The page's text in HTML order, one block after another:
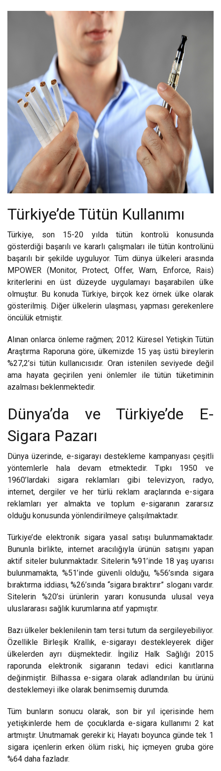
Türkiye’de Tütün Kullanımı
Türkiye, son 15-20 yılda tütün kontrolü konusunda
gösterdiği başarılı ve kararlı çalışmaları ile tütün kontrolünü
başarılı bir şekilde uyguluyor. Tüm dünya ülkeleri arasında
MPOWER (Monitor, Protect, Offer, Warn, Enforce, Rais)
kriterlerini en üst düzeyde uygulamayı başarabilen ülke
olmuştur. Bu konuda Türkiye, birçok kez örnek ülke olarak
gösterilmiş. Diğer ülkelerin ulaşması, yapması gerekenlere
öncülük etmiştir.
Alınan onlarca önleme rağmen; 2012 Küresel Yetişkin Tütün
Araştırma Raporuna göre, ülkemizde 15 yaş üstü bireylerin
%27,2’si tütün kullanıcısıdır. Oran istenilen seviyede değil
ama hayata geçirilen yeni önlemler ile tütün tüketiminin
azalması beklenmektedir.
Dünya’da ve Türkiye’de E-
Sigara Pazarı
Dünya üzerinde, e-sigarayı destekleme kampanyası çeşitli
yöntemlerle hala devam etmektedir. Tıpkı 1950 ve
1960’lardaki sigara reklamları gibi televizyon, radyo,
internet, dergiler ve her türlü reklam araçlarında e-sigara
reklamları yer almakta ve toplum e-sigaranın zararsız
olduğu konusunda yönlendirilmeye çalışılmaktadır.
Türkiye’de elektronik sigara yasal satışı bulunmamaktadır.
Bununla birlikte, internet aracılığıyla ürünün satışını yapan
aktif siteler bulunmaktadır. Sitelerin %91’inde 18 yaş uyarısı
bulunmamakta, %51’inde güvenli olduğu, %56’sında sigara
bıraktırma iddiası, %26’sında “sigara bıraktırır” sloganı vardır.
Sitelerin %20’si ürünlerin yararı konusunda ulusal veya
uluslararası sağlık kurumlarına atıf yapmıştır.
Bazı ülkeler beklenilenin tam tersi tutum da sergileyebiliyor.
Özellikle Birleşik Krallık, e-sigarayı destekleyerek diğer
ülkelerden ayrı düşmektedir. İngiliz Halk Sağlığı 2015
raporunda elektronik sigaranın tedavi edici kanıtlarına
değinmiştir. Bilhassa e-sigara olarak adlandırılan bu ürünü
desteklemeyi ilke olarak benimsemiş durumda.
Tüm bunların sonucu olarak, son bir yıl içerisinde hem
yetişkinlerde hem de çocuklarda e-sigara kullanımı 2 kat
artmıştır. Unutmamak gerekir ki; Hayatı boyunca günde tek 1
sigara içenlerin erken ölüm riski, hiç içmeyen gruba göre
%64 daha fazladır.